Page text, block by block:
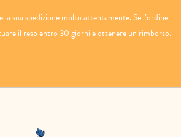
sua spedizione molto attentamente. Se l’ordine
il reso entro 30 giorni e ottenere un rimborso.